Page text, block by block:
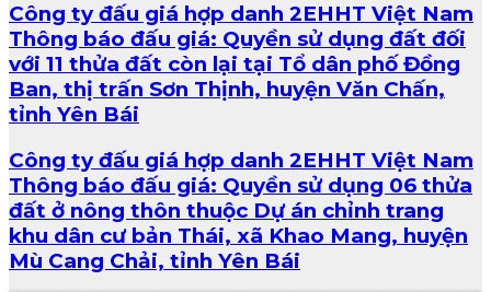
Công ty đấu giá hợp danh 2EHHT Việt Nam
Thông báo đấu giá: Quyền sử dụng đất đối
với 11 thửa đất còn lại tại Tổ dân phố Đồng
Ban, thị trấn Sơn Thịnh, huyện Văn Chấn,
tỉnh Yên Bái
Công ty đấu giá hợp danh 2EHHT Việt Nam
Thông báo đấu giá: Quyền sử dụng 06 thửa
đất ở nông thôn thuộc Dự án chỉnh trang
khu dân cư bản Thái, xã Khao Mang, huyện
Mù Cang Chải, tỉnh Yên Bái